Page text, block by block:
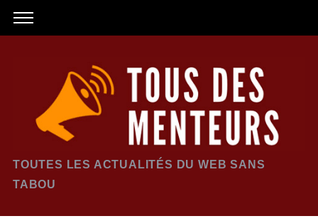
TOUTES LES ACTUALITÉS DU WEB SANS
TABOU